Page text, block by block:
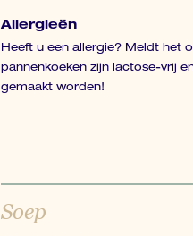
Allergieën
Heeft u een allergie? Meldt het
pannenkoeken zijn lactose-vrij
gemaakt worden!
Soep